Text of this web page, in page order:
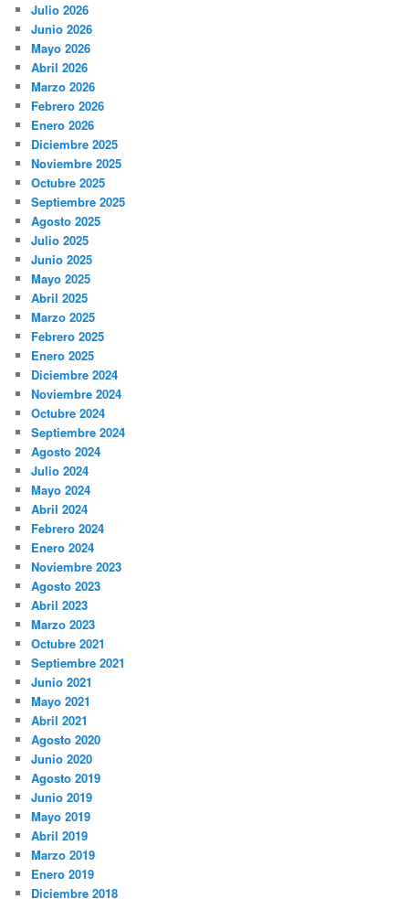
Julio 2026
Junio 2026
Mayo 2026
Abril 2026
Marzo 2026
Febrero 2026
Enero 2026
Diciembre 2025
Noviembre 2025
Octubre 2025
Septiembre 2025
Agosto 2025
Julio 2025
Junio 2025
Mayo 2025
Abril 2025
Marzo 2025
Febrero 2025
Enero 2025
Diciembre 2024
Noviembre 2024
Octubre 2024
Septiembre 2024
Agosto 2024
Julio 2024
Mayo 2024
Abril 2024
Febrero 2024
Enero 2024
Noviembre 2023
Agosto 2023
Abril 2023
Marzo 2023
Octubre 2021
Septiembre 2021
Junio 2021
Mayo 2021
Abril 2021
Agosto 2020
Junio 2020
Agosto 2019
Junio 2019
Mayo 2019
Abril 2019
Marzo 2019
Enero 2019
Diciembre 2018